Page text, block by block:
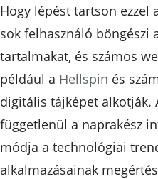
Hogy lépést tartson ezzel
sok felhasználó böngészi
tartalmakat, és számos
például a Hellspin és
digitális tájképet alkotják.
függetlenül a naprakész
módja a technológiai
alkalmazásainak